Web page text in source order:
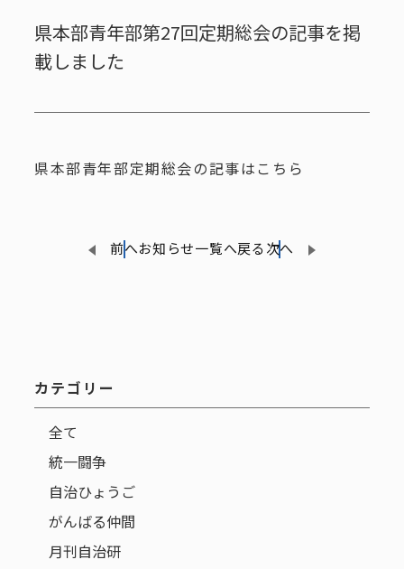
県本部青年部第27回定期総会の記事を掲
載しました
県本部青年部定期総会の記事はこちら
前へお知らせ一覧へ戻る次へ
カテゴリー
全て
統一闘争
自治ひょうご
がんばる仲間
月刊自治研